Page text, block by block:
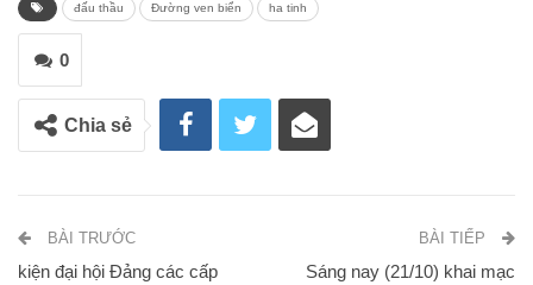
đấu thầu Đường ven biển ha tinh
0
Chia sẻ
BÀI TRƯỚC
kiện đại hội Đảng các cấp
BÀI TIẾP
Sáng nay (21/10) khai mạc